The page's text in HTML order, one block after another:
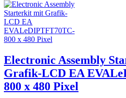
Electronic Assembly
Grafik-LCD EA
800 x 480 Pixel